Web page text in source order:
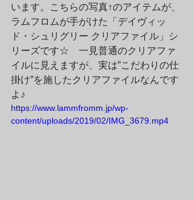
います。こちらの写真↑のアイテムが、
ラムフロムが手がけた「デイヴィッ
ド・シュリグリー クリアファイル」シ
リーズです☆　一見普通のクリアファ
イルに見えますが、実は”こだわりの仕
掛け”を施したクリアファイルなんです
よ♪
https://www.lammfromm.jp/wp-
content/uploads/2019/02/IMG_3679.mp4